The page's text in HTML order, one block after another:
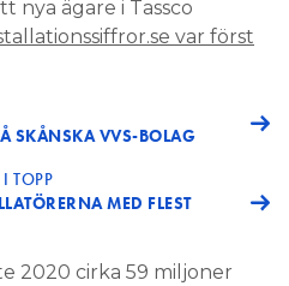
nya ägare i Tassco
var först
SKÅNSKA VVS-BOLAG
TOPP
MED FLEST
2020 cirka 59 miljoner